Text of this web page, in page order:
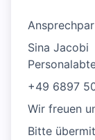
Sina Jacobi
+49 6897
Wir freuen
Bitte